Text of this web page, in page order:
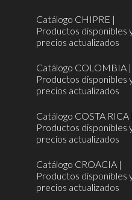
Catálogo CHIPRE |
Productos disponibles
precios actualizados
Catálogo COLOMBIA |
Productos disponibles
precios actualizados
Catálogo COSTA RICA |
Productos disponibles
precios actualizados
Catálogo CROACIA |
Productos disponibles
precios actualizados